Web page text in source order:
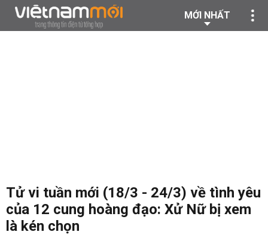
MỚI NHẤT
Tử vi tuần mới (18/3 - 24/3) về tình yêu
của 12 cung hoàng đạo: Xử Nữ bị xem
là kén chọn